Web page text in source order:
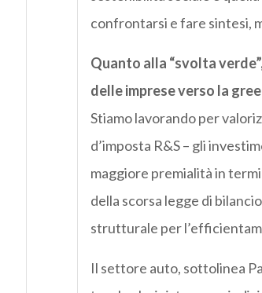
confrontarsi e fare sintesi,
Quanto alla “svolta
delle imprese verso la
Stiamo lavorando per
d’imposta R&S – gli
maggiore premialità in
della scorsa legge di
strutturale per
Il settore auto, sottolinea